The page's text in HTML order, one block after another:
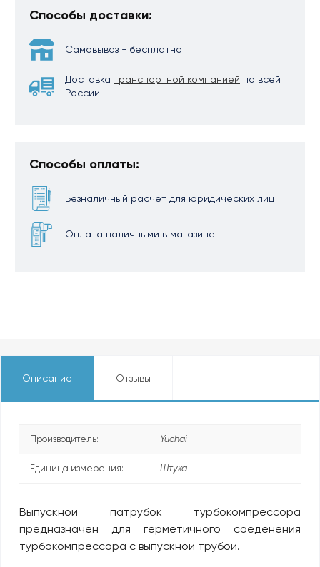
Способы доставки:
Самовывоз - бесплатно
Доставка транспортной компанией по всей
России.
Способы оплаты:
Безналичный расчет для юридических лиц
Оплата наличными в магазине
Описание Отзывы
Производитель: Yuchai
Единица измерения: Штука
Выпускной патрубок турбокомпрессора
предназначен для герметичного соеденения
турбокомпрессора с выпускной трубой.